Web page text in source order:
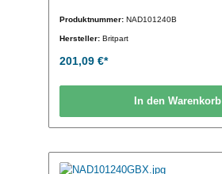
Produktnummer: NAD101240B
Hersteller: Britpart
201,09 €*
In den Warenkorb